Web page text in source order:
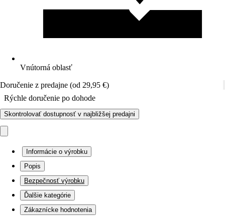
Vnútorná oblasť
Doručenie z predajne (od 29,95 €)
Rýchle doručenie po dohode
Skontrolovať dostupnosť v najbližšej predajni
Informácie o výrobku
Popis
Bezpečnosť výrobku
Ďalšie kategórie
Zákaznícke hodnotenia